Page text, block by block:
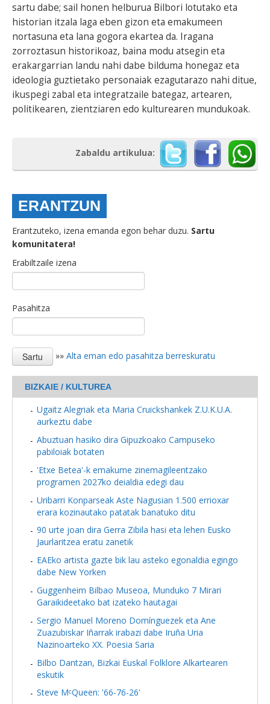
sartu dabe; sail honen helburua Bilbori lotutako eta
historian itzala laga eben gizon eta emakumeen
nortasuna eta lana gogora ekartea da. Iragana
zorroztasun historikoaz, baina modu atsegin eta
erakargarrian landu nahi dabe bilduma honegaz eta
ideologia guztietako personaiak ezagutarazo nahi ditue,
ikuspegi zabal eta integratzaile bategaz, artearen,
politikearen, zientziaren edo kulturearen mundukoak.
Zabaldu artikulua:
ERANTZUN
Erantzuteko, izena emanda egon behar duzu. Sartu
komunitatera!
Erabiltzaile izena
Pasahitza
»» Alta eman edo pasahitza berreskuratu
BIZKAIE / KULTUREA
Ugaitz Alegriak eta Maria Cruickshankek Z.U.K.U.A.
aurkeztu dabe
Abuztuan hasiko dira Gipuzkoako Campuseko
pabiloiak botaten
'Etxe Betea'-k emakume zinemagileentzako
programen 2027ko deialdia edegi dau
Uribarri Konparseak Aste Nagusian 1.500 errioxar
erara kozinautako patatak banatuko ditu
90 urte joan dira Gerra Zibila hasi eta lehen Eusko
Jaurlaritzea eratu zanetik
EAEko artista gazte bik lau asteko egonaldia egingo
dabe New Yorken
Guggenheim Bilbao Museoa, Munduko 7 Mirari
Garaikideetako bat izateko hautagai
Sergio Manuel Moreno Domínguezek eta Ane
Zuazubiskar Iñarrak irabazi dabe Iruña Uria
Nazinoarteko XX. Poesia Saria
Bilbo Dantzan, Bizkai Euskal Folklore Alkartearen
eskutik
Steve MᶜQueen: '66-76-26'